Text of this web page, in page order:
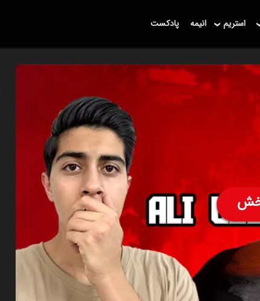
استریم انیمه پادکست